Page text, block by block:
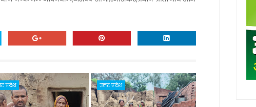
प्रदेश उत्तर प्रदेश